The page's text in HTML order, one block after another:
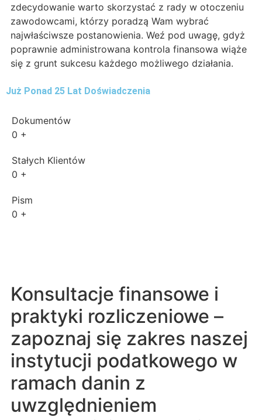
zdecydowanie warto skorzystać z rady w otoczeniu
zawodowcami, którzy poradzą Wam wybrać
najwłaściwsze postanowienia. Weź pod uwagę, gdyż
poprawnie administrowana kontrola finansowa wiąże
się z grunt sukcesu każdego możliwego działania.
Już Ponad 25 Lat Doświadczenia
Dokumentów
0 +
Stałych Klientów
0 +
Pism
0 +
Konsultacje finansowe i
praktyki rozliczeniowe –
zapoznaj się zakres naszej
instytucji podatkowego w
ramach danin z
uwzględnieniem